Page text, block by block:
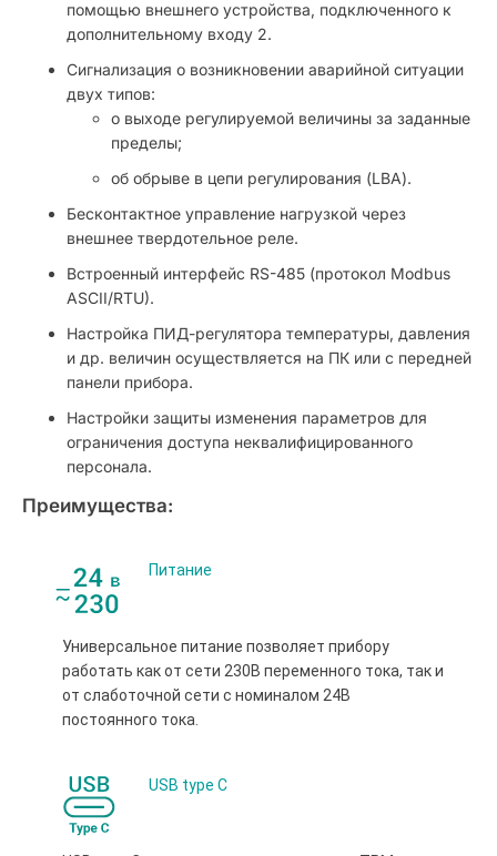
помощью внешнего устройства, подключенного к
дополнительному входу 2.
Сигнализация о возникновении аварийной ситуации
двух типов:
о выходе регулируемой величины за заданные
пределы;
об обрыве в цепи регулирования (LBA).
Бесконтактное управление нагрузкой через
внешнее твердотельное реле.
Встроенный интерфейс RS-485 (протокол Modbus
ASCII/RTU).
Настройка ПИД-регулятора температуры, давления
и др. величин осуществляется на ПК или с передней
панели прибора.
Настройки защиты изменения параметров для
ограничения доступа неквалифицированного
персонала.
Преимущества:
Питание
Универсальное питание позволяет прибору
работать как от сети 230В переменного тока, так и
от слаботочной сети с номиналом 24В
постоянного тока.
USB type С